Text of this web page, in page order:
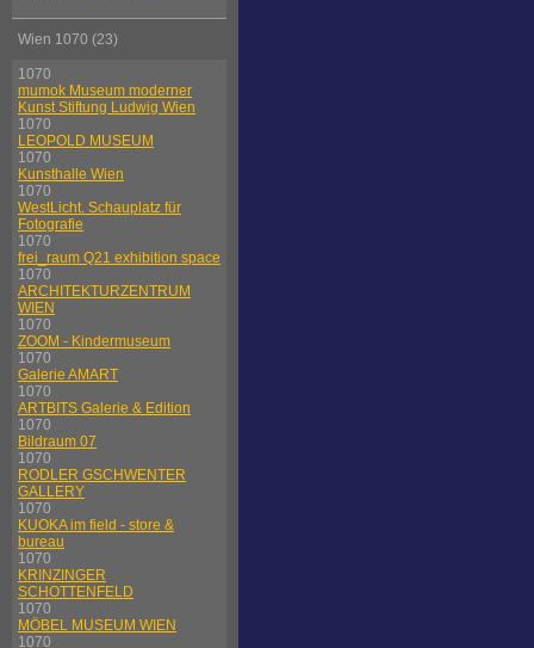
Wien 1070 (23)
1070
mumok Museum moderner
Kunst Stiftung Ludwig Wien
1070
LEOPOLD MUSEUM
1070
Kunsthalle Wien
1070
WestLicht. Schauplatz für
Fotografie
1070
frei_raum Q21 exhibition space
1070
ARCHITEKTURZENTRUM
WIEN
1070
ZOOM - Kindermuseum
1070
Galerie AMART
1070
ARTBITS Galerie & Edition
1070
Bildraum 07
1070
RODLER GSCHWENTER
GALLERY
1070
KUOKA im field - store &
bureau
1070
KRINZINGER
SCHOTTENFELD
1070
MÖBEL MUSEUM WIEN
1070